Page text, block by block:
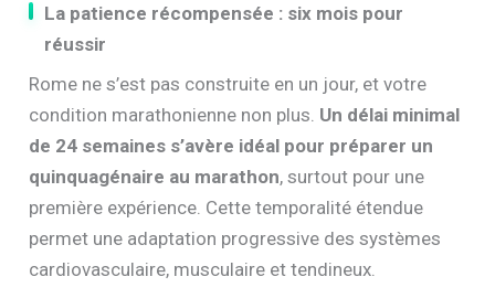
La patience récompensée : six mois pour
réussir
Rome ne s’est pas construite en un jour, et votre
condition marathonienne non plus. Un délai minimal
de 24 semaines s’avère idéal pour préparer un
quinquagénaire au marathon, surtout pour une
première expérience. Cette temporalité étendue
permet une adaptation progressive des systèmes
cardiovasculaire, musculaire et tendineux.